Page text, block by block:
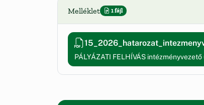
Melléklet 1 fájl
PÁLYÁZATI FELHÍVÁS